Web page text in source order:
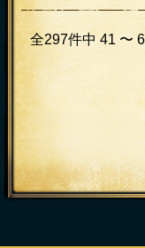
全297件中 41 〜